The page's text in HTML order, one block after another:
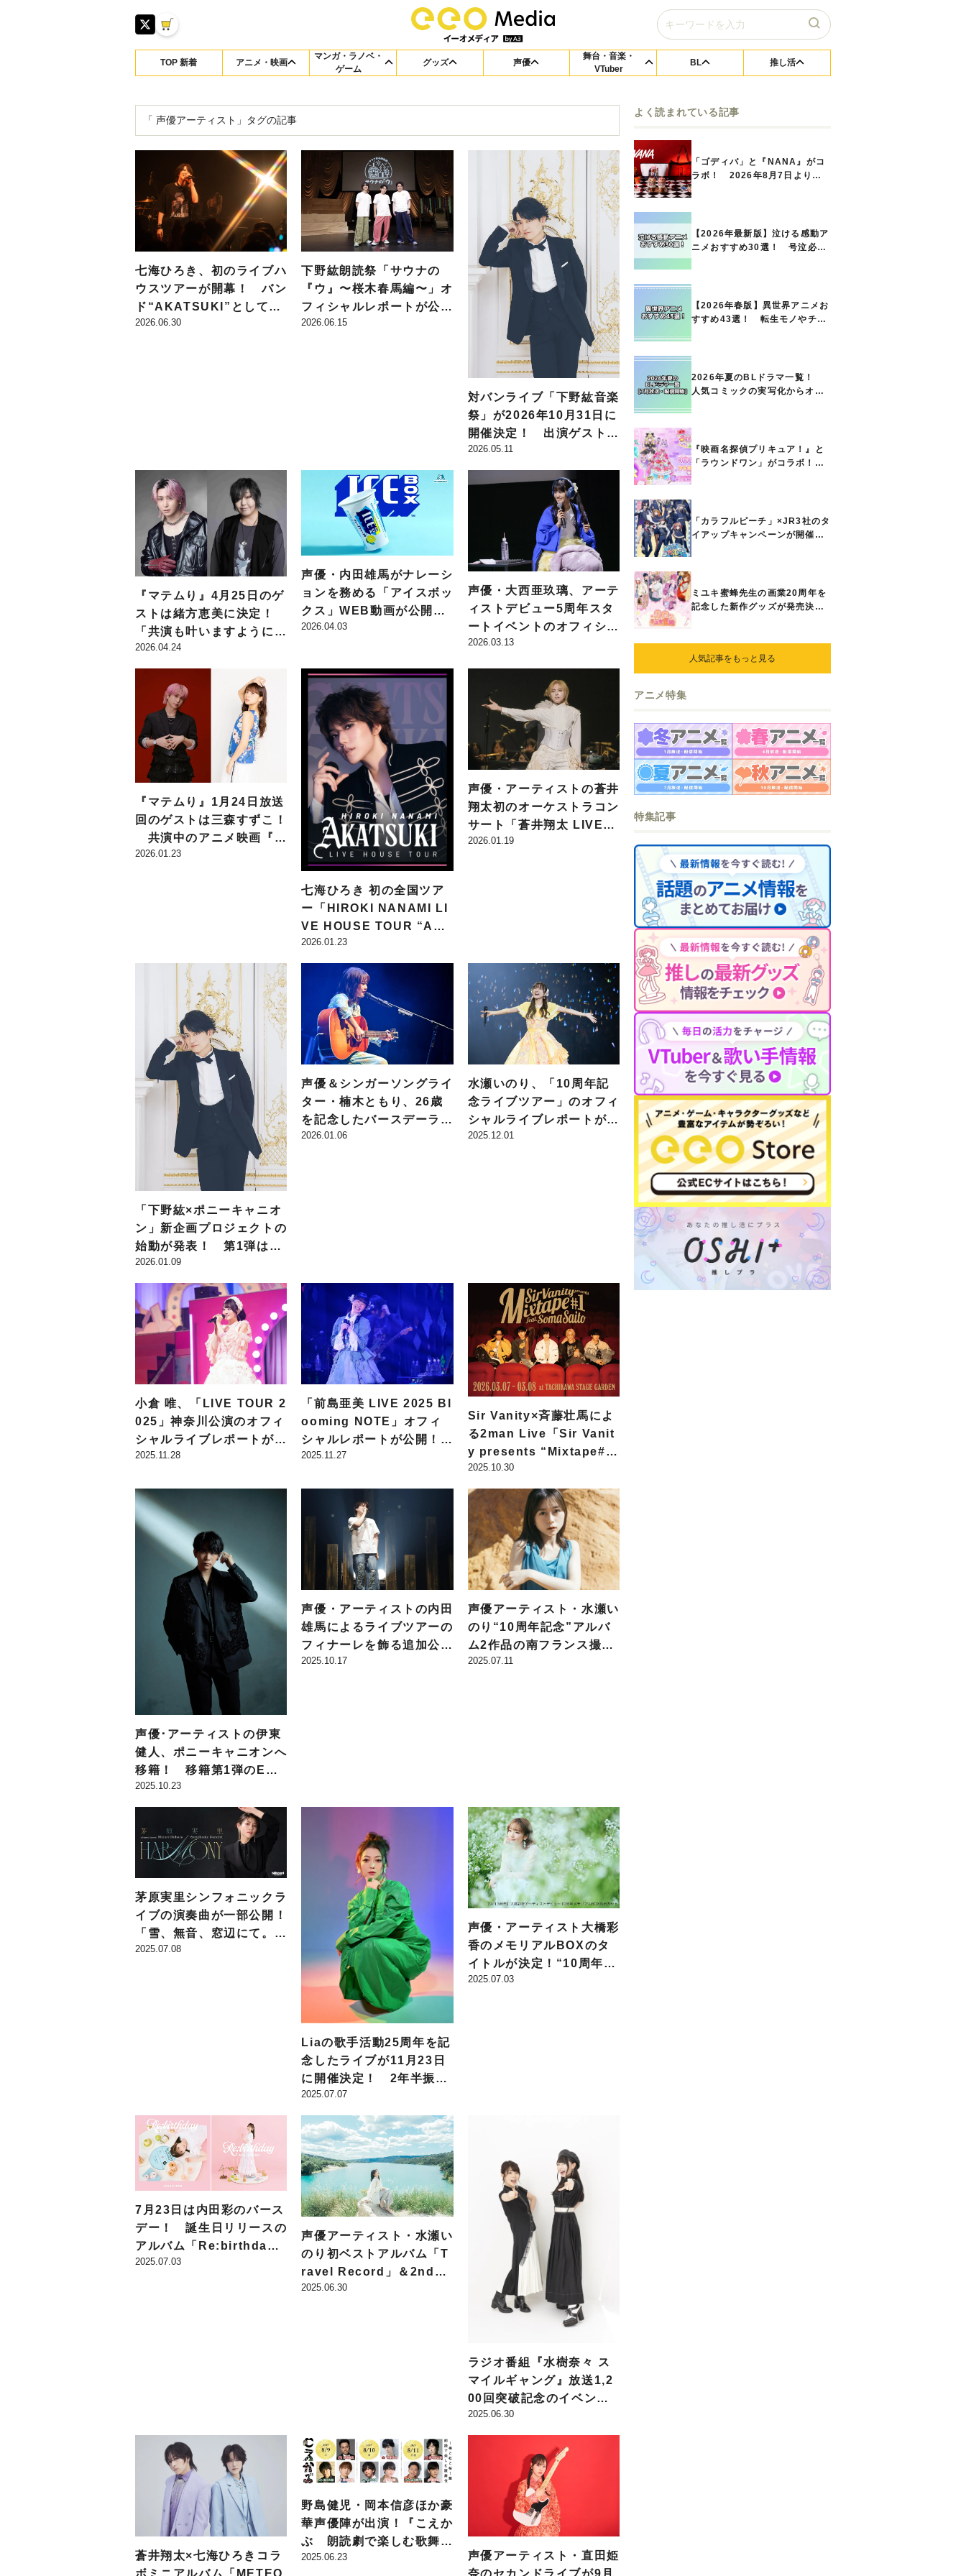
TOP 新着 アニメ・映画
マンガ・ラノベ・
ゲーム
グッズ 声優
舞台・音楽・
VTuber
BL 推し活
「 声優アーティスト」タグの記事
七海ひろき、初のライブハ
ウスツアーが開幕！ バン
ド“AKATSUKI”としてエ
ネルギッシュなステージを
2026.06.30
下野紘朗読祭「サウナの
『ウ』〜桜木春馬編〜」オ
フィシャルレポートが公
開！ 下野紘、小野大輔、
2026.06.15
対バンライブ「下野紘音楽
祭」が2026年10月31日に
開催決定！ 出演ゲストに
GRANRODEO、畠中祐、
土岐隼一が決定
2026.05.11
『マテムり』4月25日のゲ
ストは緒方恵美に決定！
「共演も叶いますように」
コメントも公開
2026.04.24
声優・内田雄馬がナレーシ
ョンを務める「アイスボッ
クス」WEB動画が公開！
「アイスボックス」が喋
2026.04.03
声優・大西亜玖璃、アーテ
ィストデビュー5周年スタ
ートイベントのオフィシャ
ルレポートが公開！ 新曲
2026.03.13
『マテムり』1月24日放送
回のゲストは三森すずこ！
共演中のアニメ映画『白
蛇：浮生』やアメリカでの
2026.01.23
七海ひろき 初の全国ツア
ー「HIROKI NANAMI LI
VE HOUSE TOUR “AKA
TSUKI”」開催決定！ キ
ービジュアルも公開
2026.01.23
声優・アーティストの蒼井
翔太初のオーケストラコン
サート「蒼井翔太 LIVE O
rchestra 2026 Moment
2026.01.19
「下野紘×ポニーキャニオ
ン」新企画プロジェクトの
始動が発表！ 第1弾はベ
ストアルバム発売、第2弾
は自身主催の朗読劇の開
催!!
2026.01.09
声優＆シンガーソングライ
ター・楠木ともり、26歳
を記念したバースデーライ
ブ「TOMORI KUSUNOK
2026.01.06
⽔瀬いのり、「10周年記
念ライブツアー」のオフィ
シャルライブレポートが公
開！ フィナーレを飾った
2025.12.01
小倉 唯、「LIVE TOUR 2
025」神奈川公演のオフィ
シャルライブレポートが公
開！ 来夏にFC限定のラ
2025.11.28
「前島亜美 LIVE 2025 Bl
ooming NOTE」オフィ
シャルレポートが公開！
『公女殿下の家庭教師』の
2025.11.27
Sir Vanity×斉藤壮馬によ
る2man Live「Sir Vanit
y presents “Mixtape#
1” feat.Soma Saito」の
ライブビジュアルが公開！
2025.10.30
声優･アーティストの伊東
健人、ポニーキャニオンへ
移籍！ 移籍第1弾のEP
リリースと3rd LIVE＆新
曲発表ライブの開催が決
2025.10.23
声優・アーティストの内田
雄馬によるライブツアーの
フィナーレを飾る追加公演
「YUMA UCHIDA LIVE
2025.10.17
声優アーティスト・⽔瀬い
のり“10周年記念”アルバ
ム2作品の南フランス撮影
ジャケット＆アーティスト
2025.07.11
茅原実里シンフォニックラ
イブの演奏曲が一部公開！
「雪、無音、窓辺にて。」
「ハレ晴レユカイ」など6
2025.07.08
Liaの歌手活動25周年を記
念したライブが11月23日
に開催決定！ 2年半振り
の国内単独公演に!!
2025.07.07
声優・アーティスト大橋彩
香のメモリアルBOXのタ
イトルが決定！“10周年＆
誕生日記念”の豪華仕様が
2025.07.03
7月23日は内田彩のバース
デー！ 誕生日リリースの
アルバム「Re:birthda
y」収録詳細が公開に!!
2025.07.03
声優アーティスト・⽔瀬い
のり初ベストアルバム「T
ravel Record」＆2ndハ
ーフアルバム「Turquois
2025.06.30
ラジオ番組『水樹奈々 ス
マイルギャング』放送1,2
00回突破記念のイベント
が9月21日に開催決定！
2025.06.30
蒼井翔太×七海ひろきコラ
野島健児・岡本信彦ほか豪
華声優陣が出演！『こえか
ぶ 朗読劇で楽しむ歌舞
伎』最新作が8月9日から
2025.06.23
声優アーティスト・直田姫
奈のセカンドライブが9月
よく読まれている記事
「ゴディバ」と『NANA』がコ
ラボ！ 2026年8月7日よりシ
【2026年最新版】泣ける感動ア
ニメおすすめ30選！ 号泣必須
【2026年春版】異世界アニメお
すすめ43選！ 転生モノやチー
2026年夏のBLドラマ一覧！
人気コミックの実写化からオリ
『映画名探偵プリキュア！』と
「ラウンドワン」がコラボ！
「カラフルピーチ」×JR3社のタ
イアップキャンペーンが開催決
ミユキ蜜蜂先生の画業20周年を
記念した新作グッズが発売決
ら、ときめくアイテムが登場♪
人気記事をもっと見る
アニメ特集
特集記事